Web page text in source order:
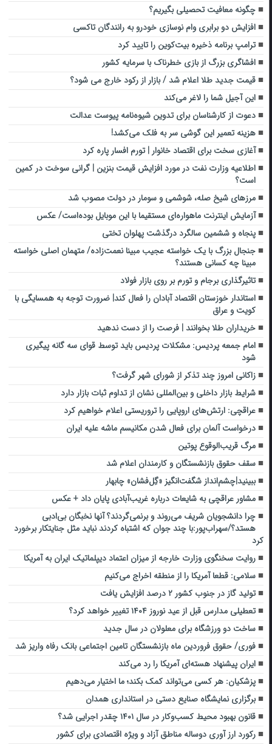
چگونه معافیت تحصیلی بگیریم؟
افزایش دو برابری وام نوسازی خودرو به رانندگان تاکسی
ترامپ برنامه‌ ذخیره بیت‌کوین را تایید کرد
افشاگری بزرگ از بازی خطرناک با سرمایه کشور
قیمت جدید طلا اعلام شد / بازار از رکود خارج می شود؟
این آجیل شما را لاغر می‌کند
دعوت از کارشناسان برای تدوین شیوه‌نامه پیوست عدالت
هزینه تعمیر این گوشی سر به فلک می‌کشد!
آغازی سخت برای اقتصاد خانوار | تورم افسار پاره کرد
اطلاعیه وزارت نفت در مورد افزایش قیمت بنزین | گرانی سوخت در کمین
است؟
مرزهای شیخ صله، شوشمی و سومار در دولت مصوب شد
آزمایش اینترنت ماهواره‌ای مستقیما با این موبایل بوده‌است/ عکس
پنجاه و ششمین سالگرد درگذشت پهلوان تختی
جنجال بزرگ با یک خواسته عجیب مبینا نعمت‌زاده/ متهمان اصلی خواسته
مبینا چه کسانی هستند؟
تاثیرگذاری برجام و تورم بر روی بازار فولاد
استاندار خوزستان اقتصاد آبادان را فعال کند| ضرورت توجه به همسایگی با
کویت و عراق
خریداران طلا بخوانند | فرصت را از دست ندهید
امام جمعه پردیس: مشکلات پردیس باید توسط قوای سه گانه پیگیری
شود
زاکانی امروز چند تذکر از شورای شهر گرفت؟
شرایط بازار داخلی و بین‌المللی نشان از تداوم ثبات بازار دارد
عراقچی: ارتش‌های اروپایی را تروریستی اعلام خواهیم کرد
درخواست آلمان برای فعال شدن مکانیسم ماشه علیه ایران
مرگ قریب‌الوقوع پوتین
سقف حقوق بازنشستگان و کارمندان اعلام شد
ببینید|چشم‌انداز شگفت‌انگیز «گِل‌فشان‌» چابهار
مشاور عراقچی به شایعات درباره غریب‌آبادی پایان داد + عکس
چرا دانشجویان شریف می‌روند و برنمی‌گردند؟ آنها نخبگان بی‌ادبی
هستد؟/سهراب‌پور:با چند جوان که اشتباه کردند نباید مثل جنایتکار برخورد
کرد
روایت سخنگوی وزارت خارجه از میزان اعتماد دیپلماتیک ایران به آمریکا
سلامی: قطعا آمریکا را از منطقه اخراج می‌کنیم
تولید گاز در جنوب کشور ۲ درصد افزایش یافت
تعطیلی مدارس قبل از عید نوروز ۱۴۰۴ تغییر خواهد کرد؟
ساخت دو ورزشگاه برای معلولان در سال جدید
فوری/ حقوق فروردین ماه بازنشستگان تامین اجتماعی بانک رفاه واریز شد
ایران پیشنهاد هسته‌ای آمریکا را رد می‌کند
پزشکیان: هر کسی می‌تواند کمک بکند؛ ما اختیار می‌دهیم
برگزاری نمایشگاه صنایع دستی در استانداری همدان
قانون بهبود محیط کسب‌وکار در سال ۱۴۰۱ چقدر اجرایی شد؟
رکورد ارز آوری دوساله مناطق آزاد و ویژه اقتصادی برای کشور